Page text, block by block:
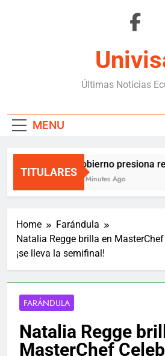
Últimas Noticias
MENU
TITULARES
Gobierno presiona
39 Minutes Ago
Home
Farándula
Natalia Regge brilla en
¡se lleva la semifinal!
FARÁNDULA
Natalia Regge
MasterChef